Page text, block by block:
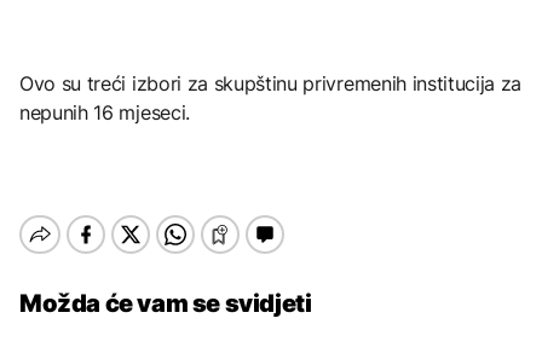
Ovo su treći izbori za skupštinu privremenih institucija za
nepunih 16 mjeseci.
Možda će vam se svidjeti